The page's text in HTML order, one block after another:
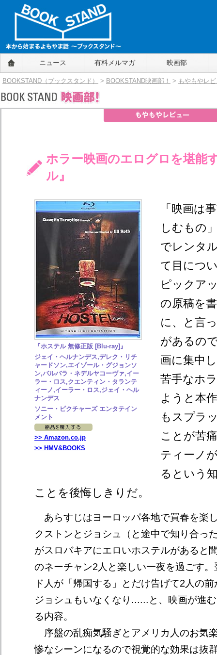
BOOKSTAND（ブックスタンド）
～本から始まるよもやま話～
BOOKSTAND（ブ
ニュース 有料メルマガ 映画部
BOOKSTAND（ブックスタンド） > BOOKSTAND映画部！ > もやもやレ
ホラー映画のエログロを堪能
ル』
『ホステル 無修正版 [Blu-ray]』
ジェイ・ヘルナンデス,デレク・リチ
ャードソン,エイゾール・グジョンソ
ン,バルバラ・ネデルヤコーヴァ,イー
ラー・ロス,クエンティン・タランテ
ィーノ,イーラー・ロス,ジェイ・ヘル
ナンデス
ソニー・ピクチャーズ エンタテイン
メント
>> Amazon.co.jp
>> HMV&BOOKS
「映画は
しむもの
でレンタ
て目につ
ピックア
の原稿を
に、と言
があるの
画に集中
苦手なホ
ようと本
もスプラ
ことが苦
ティーノ
るという
ことを後悔しきりだ。
あらすじはヨーロッパ各地で買春を楽
クストンとジョシュ（と途中で知り合っ
がスロバキアにエロいホステルがあると
のネーチャン2人と楽しい一夜を過ごす
ド人が「帰国する」とだけ告げて2人の
ジョシュもいなくなり......と、映画が進
る内容。
序盤の乱痴気騒ぎとアメリカ人のお気
惨なシーンになるので視覚的な効果は抜